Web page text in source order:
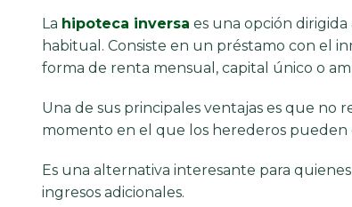
La hipoteca inversa es una opción
habitual. Consiste en un préstamo con el
forma de renta mensual, capital único o
Una de sus principales ventajas es que no
momento en el que los herederos pueden
Es una alternativa interesante para
ingresos adicionales.